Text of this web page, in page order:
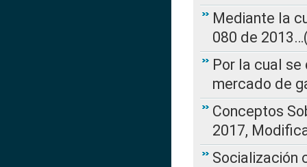
Mediante la
080 de
Por la cual
mercado de
Conceptos
2017,
Socialización